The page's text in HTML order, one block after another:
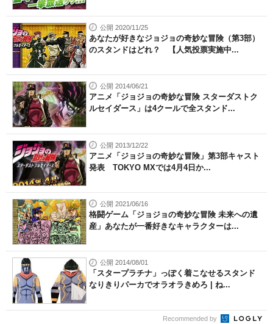
公開 2020/11/25
あなたが好きなジョジョの奇妙な冒険（第3部）
のスタンドはどれ？ 【人気投票実施中...
公開 2014/06/21
アニメ「ジョジョの奇妙な冒険 スターダストク
ルセイダース」は4クールで全スタンド...
公開 2013/12/22
アニメ「ジョジョの奇妙な冒険」第3部キャスト
発表 TOKYO MXでは4月4日か...
公開 2021/06/16
格闘ゲーム「ジョジョの奇妙な冒険 未来への遺
産」あなたが一番好きなキャラクターは...
公開 2014/08/01
「スタープラチナ」っぽく着こなせるスタンド
なりきりパーカでオラオラきめろ | ね...
Recommended by